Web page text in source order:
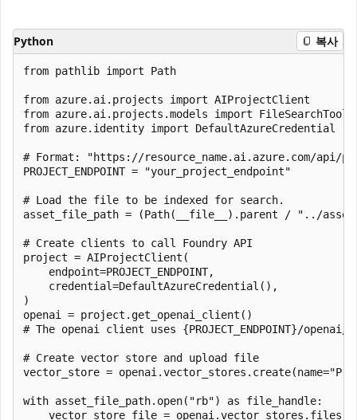
Python 복사
from pathlib import Path
from azure.ai.projects import AIProjectClient
from azure.ai.projects.models import FileSearchTool,
from azure.identity import DefaultAzureCredential
# Format: "https://resource_name.ai.azure.com/api/
PROJECT_ENDPOINT = "your_project_endpoint"
# Load the file to be indexed for search.
asset_file_path = (Path(__file__).parent / "../
# Create clients to call Foundry API
project = AIProjectClient(
    endpoint=PROJECT_ENDPOINT,
    credential=DefaultAzureCredential(),
)
openai = project.get_openai_client()
# The openai client uses {PROJECT_ENDPOINT}/
# Create vector store and upload file
vector_store =
with asset_file_path.open("rb") as file_handle:
vector_store_file =